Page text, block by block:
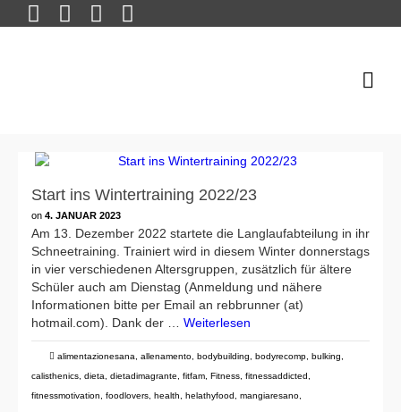
Start ins Wintertraining 2022/23
on 4. JANUAR 2023
Am 13. Dezember 2022 startete die Langlaufabteilung in ihr
Schneetraining. Trainiert wird in diesem Winter donnerstags
in vier verschiedenen Altersgruppen, zusätzlich für ältere
Schüler auch am Dienstag (Anmeldung und nähere
Informationen bitte per Email an rebbrunner (at)
hotmail.com). Dank der … Weiterlesen
alimentazionesana allenamento bodybuilding bodyrecomp bulking
calisthenics dieta dietadimagrante fitfam Fitness fitnessaddicted
fitnessmotivation
foodlovers health helathyfood mangiaresano